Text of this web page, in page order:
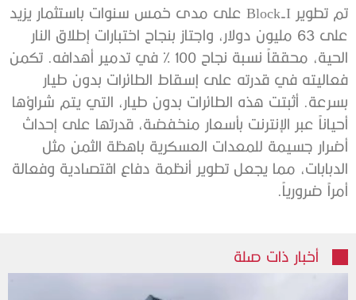
تم تطوير Block-I على مدى خمس سنوات باستثمار يزيد
على 63 مليون دولار، واجتاز بنجاح اختبارات إطلاق النار
الحية، محققاً نسبة نجاح 100 % في تدمير أهدافه. تكمن
فعاليته في قدرته على إسقاط الطائرات بدون طيار
بسرعة. أثبتت هذه الطائرات بدون طيار، التي يتم شراؤها
أحياناً عبر الإنترنت بأسعار منخفضة، قدرتها على إحداث
أضرار جسيمة للمعدات العسكرية باهظة الثمن مثل
الدبابات، مما يجعل تطوير أنظمة دفاع اقتصادية وفعالة
أمراً ضرورياً.
أخبار ذات صلة